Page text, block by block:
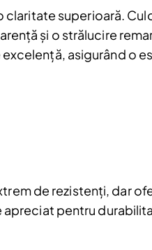
Reduceri și noutăți doar pentru
Fii la curent cu noutățile și
claritate superioară.
și o strălucire
asigurând o
de rezistenți, dar
pentru